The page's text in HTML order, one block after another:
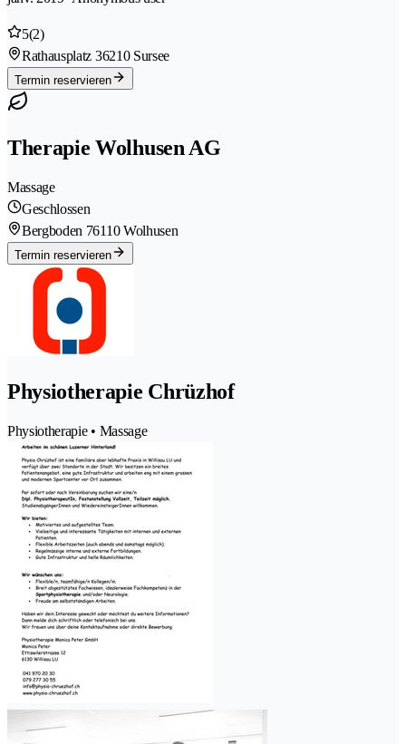
5(2)
Rathausplatz 36210 Sursee
Termin reservieren
Therapie Wolhusen AG
Massage
Geschlossen
Bergboden 76110 Wolhusen
Termin reservieren
Physiotherapie Chrüzhof
Physiotherapie • Massage